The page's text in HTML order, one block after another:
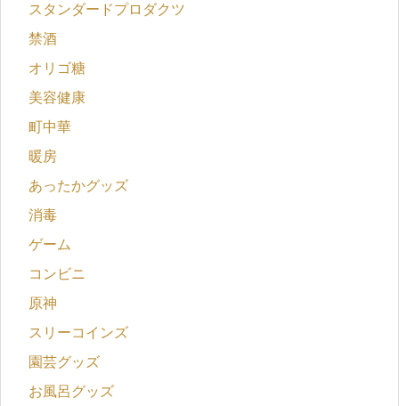
スタンダードプロダクツ
禁酒
オリゴ糖
美容健康
町中華
暖房
あったかグッズ
消毒
ゲーム
コンビニ
原神
スリーコインズ
園芸グッズ
お風呂グッズ